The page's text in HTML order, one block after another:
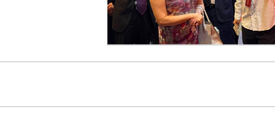
活動上致辭，
荼進行，預計